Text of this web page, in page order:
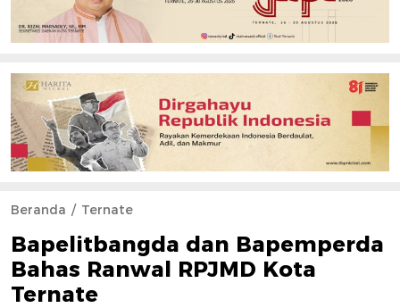
Beranda Ternate
Bapelitbangda dan Bapemperda
Bahas Ranwal RPJMD Kota
Ternate